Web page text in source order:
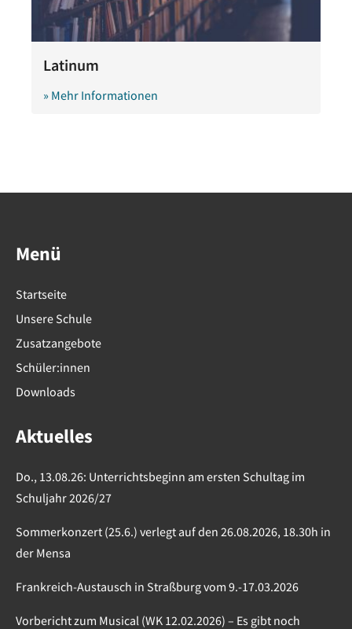
Latinum
» Mehr Informationen
Menü
Startseite
Unsere Schule
Zusatzangebote
Schüler:innen
Downloads
Aktuelles
Do., 13.08.26: Unterrichtsbeginn am ersten Schultag im
Schuljahr 2026/27
Sommerkonzert (25.6.) verlegt auf den 26.08.2026, 18.30h in
der Mensa
Frankreich-Austausch in Straßburg vom 9.-17.03.2026
Vorbericht zum Musical (WK 12.02.2026) – Es gibt noch